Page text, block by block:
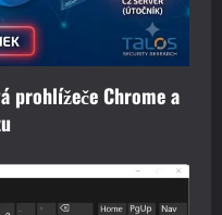
prohlížeče Chrome a